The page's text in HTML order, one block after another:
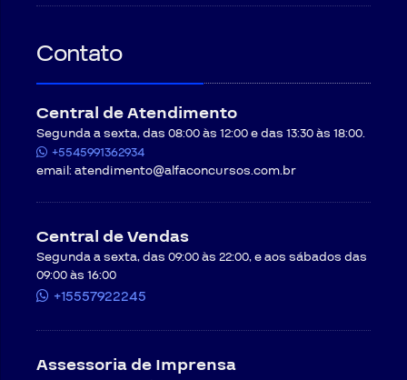
Contato
Central de Atendimento
Segunda a sexta, das 08:00 às 12:00 e das 13:30 às 18:00.
+5545991362934
email:atendimento@alfaconcursos.com.br
Central de Vendas
Segunda a sexta, das 09:00 às 22:00, e aos sábados das
09:00 às 16:00
+15557922245
Assessoria de Imprensa